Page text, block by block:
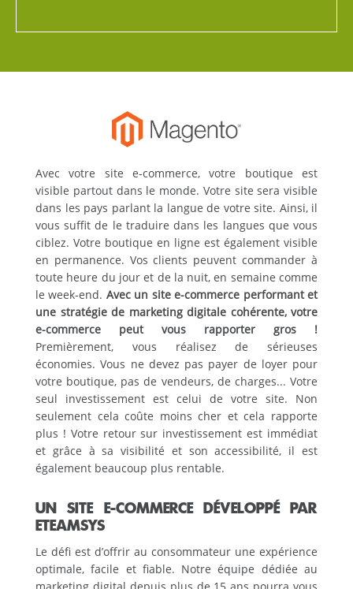
Avec votre site e-commerce, votre boutique est
visible partout dans le monde. Votre site sera visible
dans les pays parlant la langue de votre site. Ainsi, il
vous suffit de le traduire dans les langues que vous
ciblez. Votre boutique en ligne est également visible
en permanence. Vos clients peuvent commander à
toute heure du jour et de la nuit, en semaine comme
le week-end. Avec un site e-commerce performant et
une stratégie de marketing digitale cohérente, votre
e-commerce peut vous rapporter gros !
Premièrement, vous réalisez de sérieuses
économies. Vous ne devez pas payer de loyer pour
votre boutique, pas de vendeurs, de charges... Votre
seul investissement est celui de votre site. Non
seulement cela coûte moins cher et cela rapporte
plus ! Votre retour sur investissement est immédiat
et grâce à sa visibilité et son accessibilité, il est
également beaucoup plus rentable.
UN SITE E-COMMERCE DÉVELOPPÉ PAR
ETEAMSYS
Le défi est d’offrir au consommateur une expérience
optimale, facile et fiable. Notre équipe dédiée au